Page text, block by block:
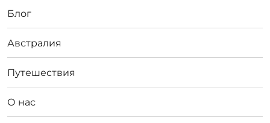
Блог
Австралия
Путешествия
О нас